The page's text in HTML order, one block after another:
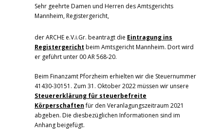
Sehr geehrte Damen und Herren des Amtsgerichts
Mannheim, Registergericht,
der ARCHE e.V.i.Gr. beantragt die Eintragung ins
Registergericht beim Amtsgericht Mannheim. Dort wird
er geführt unter 00 AR 568-20.
Beim Finanzamt Pforzheim erhielten wir die Steuernummer
41430-30151. Zum 31. Oktober 2022 müssen wir unsere
Steuererklärung für steuerbefreite
Körperschaftenfür den Veranlagungszeitraum 2021
abgeben. Die diesbezüglichen Informationen sind im
Anhang beigefügt.